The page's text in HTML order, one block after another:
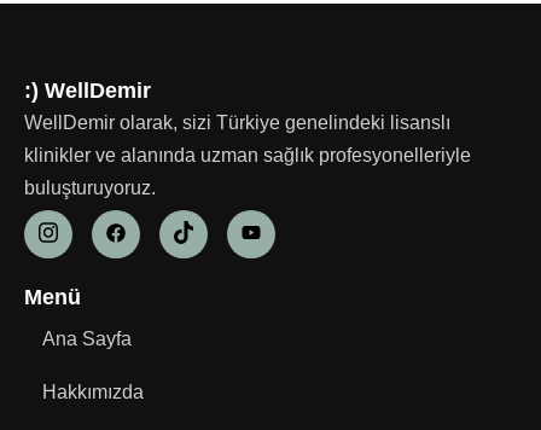
:) WellDemir
WellDemir olarak, sizi Türkiye genelindeki lisanslı
klinikler ve alanında uzman sağlık profesyonelleriyle
buluşturuyoruz.
Menü
Ana Sayfa
Hakkımızda